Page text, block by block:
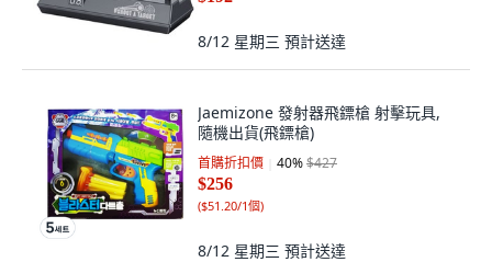
8/12 星期三 預計送達
Jaemizone 發射器飛鏢槍 射擊玩具,
隨機出貨(飛鏢槍)
首購折扣價 40%$427
$256
($51.20/1個)
8/12 星期三 預計送達